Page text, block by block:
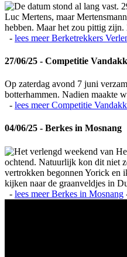
De datum stond al lang vast.
Luc Mertens, maar
hebben. Maar het zou pittig zijn.
- lees meerBerketrekkers
27/06/25 - Competitie
Op zaterdag avond 7 juni
botterhammen. Nadien maakte
- lees meerCompetitie
04/06/25 - Berkes in Mosnang
Het verlengd weekend van
ochtend. Natuurlijk kon dit niet
vertrokken begonnen Yorick en
kijken naar de graanveldjes in
- lees meerBerkes in Mosnang